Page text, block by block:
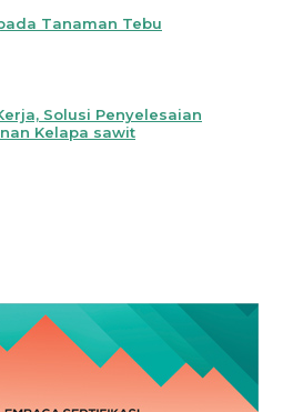
Tanaman Tebu
Solusi Penyelesaian
Kelapa sawit